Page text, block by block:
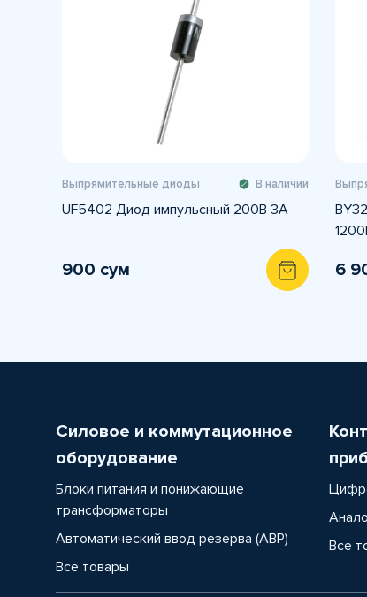
Выпрямительные диоды В наличии
UF5402 Диод импульсный 200В 3А
900 сум 6
Силовое и коммутационное
оборудование
Блоки питания и понижающие
трансформаторы
Автоматический ввод резерва (АВР)
Все товары
Все